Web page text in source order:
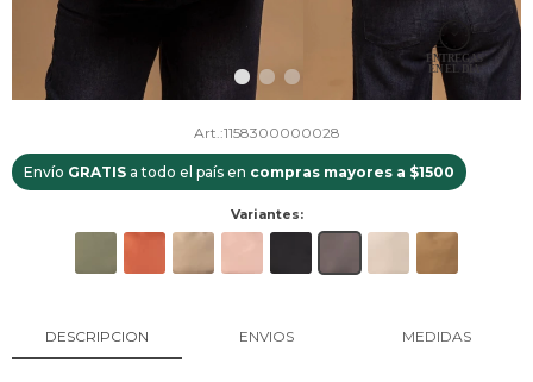
1158300000028
Envío GRATIS a todo el país en compras mayores a $1500
Variantes:
DESCRIPCION ENVIOS MEDIDAS